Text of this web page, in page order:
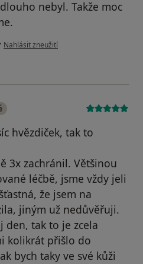
nebyl. Takže moc
• podle názoru uživatele Pavel
Nahlásit zneužití
hvězdiček, tak to
3x zachránil. Většinou
léčbě, jsme vždy jeli
že jsem na
jiným už nedůvěřuji.
den, tak to je zcela
kolikrát přišlo do
bych taky ve své kůži